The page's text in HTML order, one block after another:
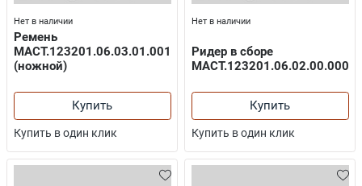
Нет в наличии
Ремень
МАСТ.123201.06.03.01.001
(ножной)
Купить
Купить в один клик
Нет в наличии
Ридер в сборе
МАСТ.123201.06.02.00.000
Купить
Купить в один клик